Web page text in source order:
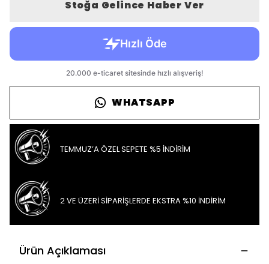
Stoğa Gelince Haber Ver
WHATSAPP
TEMMUZ’A ÖZEL SEPETE %5 İNDİRİM
2 VE ÜZERİ SİPARİŞLERDE EKSTRA %10 İNDİRİM
Ürün Açıklaması